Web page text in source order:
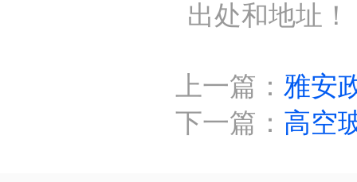
出处和地址！
上一篇： 雅安
下一篇： 高空